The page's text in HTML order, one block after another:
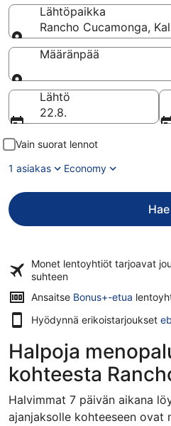
Lähtöpaikka
Rancho Cucamonga,
Lähtöpaikka
Määränpää
Määränpää
Lähtö
22.8.
Vain suorat lennot
1 asiakas
Economy
Hae
Monet lentoyhtiöt tarjoavat
suhteen
Ansaitse Bonus+-etua
Hyödynnä erikoistarjoukset
Halpoja
kohteesta
Halvimmat 7 päivän aikana
ajanjaksolle kohteeseen ovat